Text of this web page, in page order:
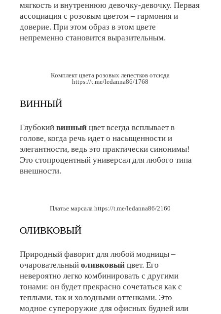
мягкость и внутреннюю девочку-девочку. Первая
ассоциация с розовым цветом – гармония и
доверие. При этом образ в этом цвете
непременно становится выразительным.
Комплект цвета розовых лепестков отсюда
https://t.me/ledanna86/1768
ВИННЫЙ
Глубокийвинный цвет всегда всплывает в
голове, когда речь идет о насыщенности и
элегантности, ведь это практически синонимы!
Это стопроцентный универсал для любого типа
внешности.
Платье марсалаhttps://t.me/ledanna86/2160
ОЛИВКОВЫЙ
Природный фаворит для любой модницы –
очаровательныйоливковый цвет. Его
невероятно легко комбинировать с другими
тонами: он будет прекрасно сочетаться как с
теплыми, так и холодными оттенками. Это
модное супероружие для офисных будней или